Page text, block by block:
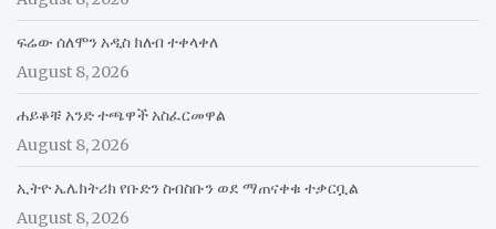
ፍሬው ሰለሞን አዲስ ክለብ ተቀላቀለ
August 8, 2026
ሐይቆቹ አንድ ተጫዋች አስፈርመዋል
August 8, 2026
ኢትዮ ኤሌክትሪክ የቡድን ስብስቡን ወደ ማጠናቀቁ ተቃርቧል
August 8, 2026